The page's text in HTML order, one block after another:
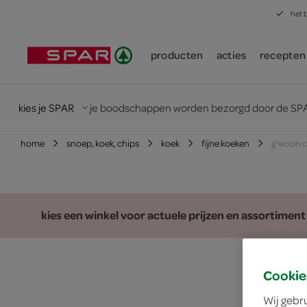
het
producten acties recepten
kies je SPAR je boodschappen worden bezorgd door de
home snoep, koek, chips koek fijne koeken g'woon
kies een winkel voor actuele prijzen en assortiment
Wij